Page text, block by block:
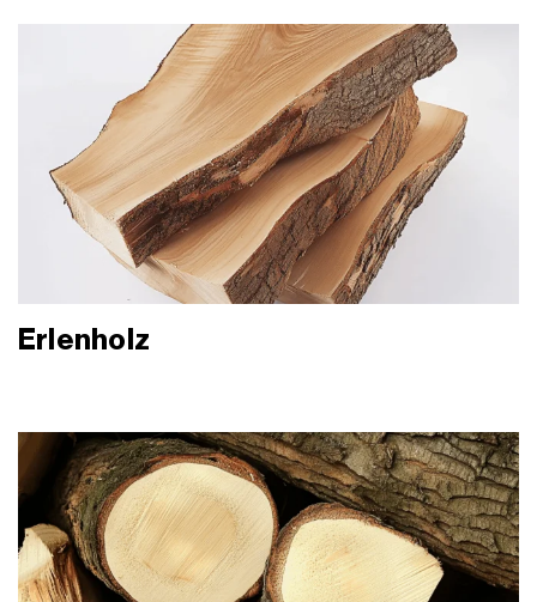
Erlenholz